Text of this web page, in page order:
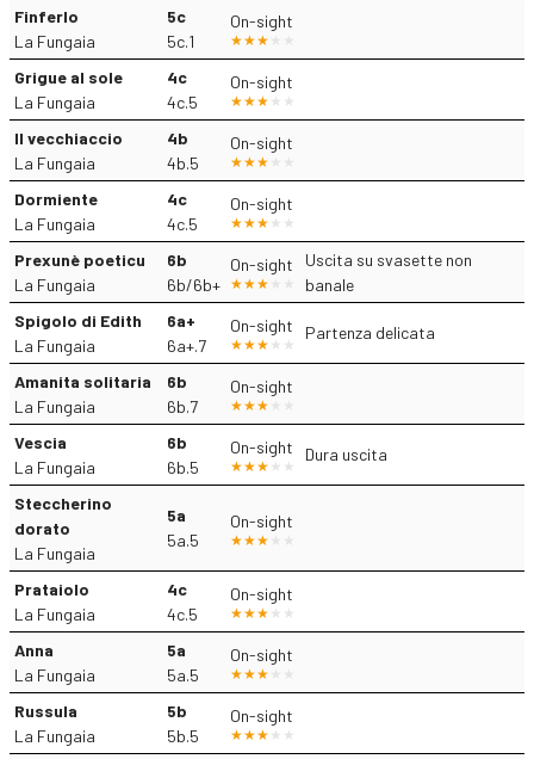
Finferlo
La Fungaia
5c
5c.1
On-sight
Grigue al sole
La Fungaia
4c
4c.5
On-sight
Il vecchiaccio
La Fungaia
4b
4b.5
On-sight
Dormiente
La Fungaia
4c
4c.5
On-sight
Prexunè poeticu
La Fungaia
6b
6b/6b+
On-sight
Uscita su svasette non
banale
Spigolo di Edith
La Fungaia
6a+
6a+.7
On-sight Partenza delicata
Amanita solitaria
La Fungaia
6b
6b.7
On-sight
Vescia
La Fungaia
6b
6b.5
On-sight Dura uscita
Steccherino
dorato
La Fungaia
5a
5a.5
On-sight
Prataiolo
La Fungaia
4c
4c.5
On-sight
Anna
La Fungaia
5a
5a.5
On-sight
Russula
La Fungaia
5b
5b.5
On-sight